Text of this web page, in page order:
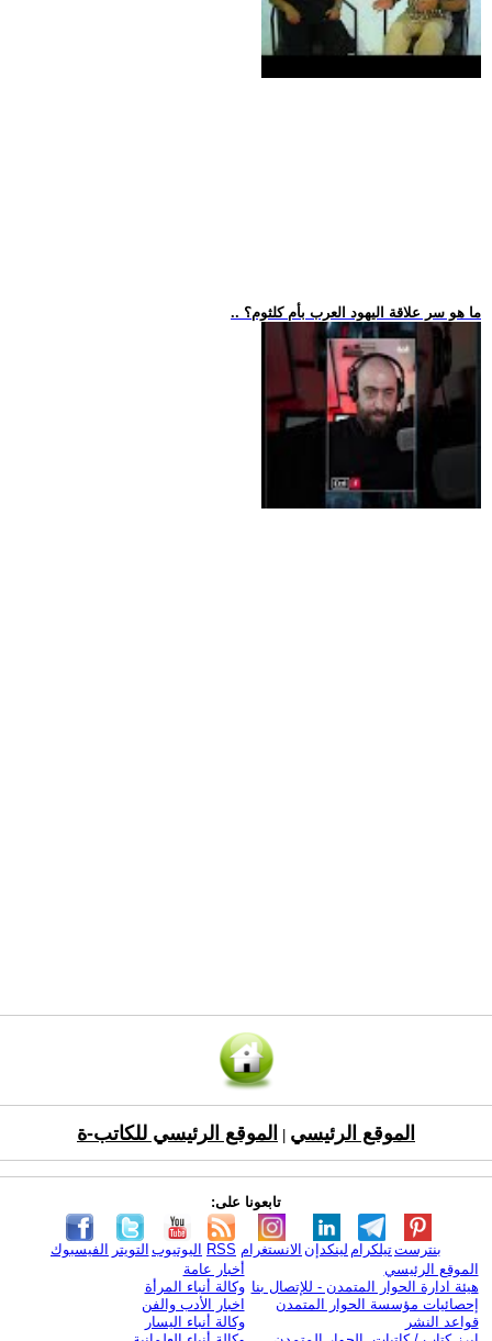
.. ما هو سر علاقة اليهود العرب بأم كلثوم؟
الموقع الرئيسي الموقع الرئيسي للكاتب-ة
تابعونا على:
الفيسبوك التويتر اليوتيوب RSS الانستغرام لينكدإن تيلكرامبنترست
الموقع الرئيسي
هيئة ادارة الحوار المتمدن - للإتصال بنا
إحصائيات مؤسسة الحوار المتمدن
قواعد النشر
أخبار عامة
وكالة أنباء المرأة
اخبار الأدب والفن
وكالة أنباء اليسار